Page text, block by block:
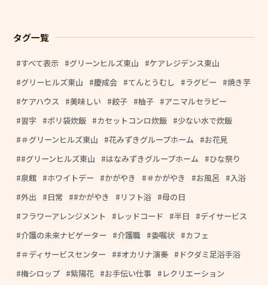
タグ一覧
すべて表示 グリーンヒルズ東山
ケアレジデンス東山
グリーヒルズ東山
慶成会 てんとうむし ラグビー
焼き芋
ケアハウス
美味しい 餃子 柚子
アニマルセラピー
習字
ポリ袋炊飯 カセットコンロ炊飯
少ない水で炊飯
＃グリーンヒルズ東山
花みずきグループホーム
お花見
#グリーンヒルズ東山
はなみずきグループホーム
ひな祭り
泉館
ホワイトデー かがやき ＃かがやき お風呂
入浴
外出
日常 #かがやき リフト浴
母の日
フラワーアレンジメント
レッドコード 半日
デイサービス
介護の未来ナビゲーター
介護職 委嘱状
カフェ
＃ディサービスセンター
#オカリナ演奏
ドクダミ足浴手浴
梅シロップ
紫陽花 お手伝い仕事 レクリエーション